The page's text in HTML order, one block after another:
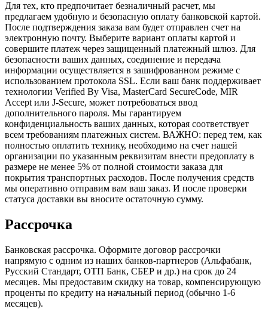
Для тех, кто предпочитает безналичный расчет, мы
предлагаем удобную и безопасную оплату банковской картой.
После подтверждения заказа вам будет отправлен счет на
электронную почту. Выберите вариант оплаты картой и
совершите платеж через защищенный платежный шлюз. Для
безопасности ваших данных, соединение и передача
информации осуществляется в зашифрованном режиме с
использованием протокола SSL. Если ваш банк поддерживает
технологии Verified By Visa, MasterCard SecureCode, MIR
Accept или J-Secure, может потребоваться ввод
дополнительного пароля. Мы гарантируем
конфиденциальность ваших данных, которая соответствует
всем требованиям платежных систем. ВАЖНО: перед тем, как
полностью оплатить технику, необходимо на счет нашей
организации по указанным реквизитам внести предоплату в
размере не менее 5% от полной стоимости заказа для
покрытия транспортных расходов. После получения средств
мы оперативно отправим вам ваш заказ. И после проверки
статуса доставки вы вносите остаточную сумму.
Рассрочка
Банковская рассрочка. Оформите договор рассрочки
напрямую с одним из наших банков-партнеров (Альфабанк,
Русский Стандарт, ОТП Банк, СБЕР и др.) на срок до 24
месяцев. Мы предоставим скидку на товар, компенсирующую
проценты по кредиту на начальный период (обычно 1-6
месяцев).